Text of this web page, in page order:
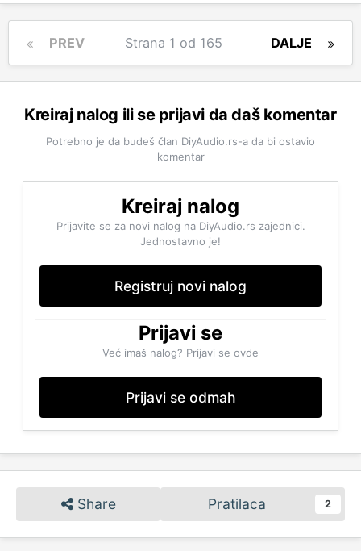
PREV DALJE
Strana 1 od 165
Kreiraj nalog ili se prijavi da daš komentar
Potrebno je da budeš član DiyAudio.rs-a da bi ostavio
komentar
Kreiraj nalog
Prijavite se za novi nalog na DiyAudio.rs zajednici.
Jednostavno je!
Registruj novi nalog
Prijavi se
Već imaš nalog? Prijavi se ovde
Prijavi se odmah
Share Pratilaca 2